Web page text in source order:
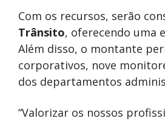
Com os recursos, serão
Trânsito, oferecendo uma
Além disso, o montante
corporativos, nove
dos departamentos
“Valorizar os nossos